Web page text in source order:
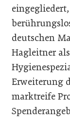
deutschen
Hagleitner als
Erweiterung
marktreife